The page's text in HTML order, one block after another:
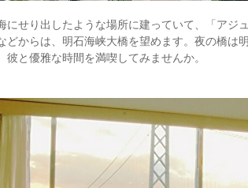
にせり出したような場所に建っていて、「アジ
どからは、明石海峡大橋を望めます。夜の橋は
と優雅な時間を満喫してみませんか。